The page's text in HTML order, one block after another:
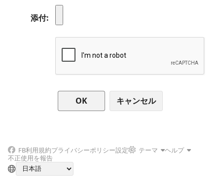
添付
キャンセル
FB利用規約プライバシーポリシー設定 テーマ
ヘルプ
不正使用を報告